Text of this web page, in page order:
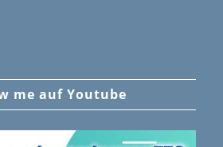
me auf Youtube